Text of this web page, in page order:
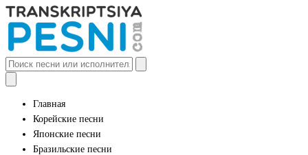
Главная
Корейские песни
Японские песни
Бразильские песни